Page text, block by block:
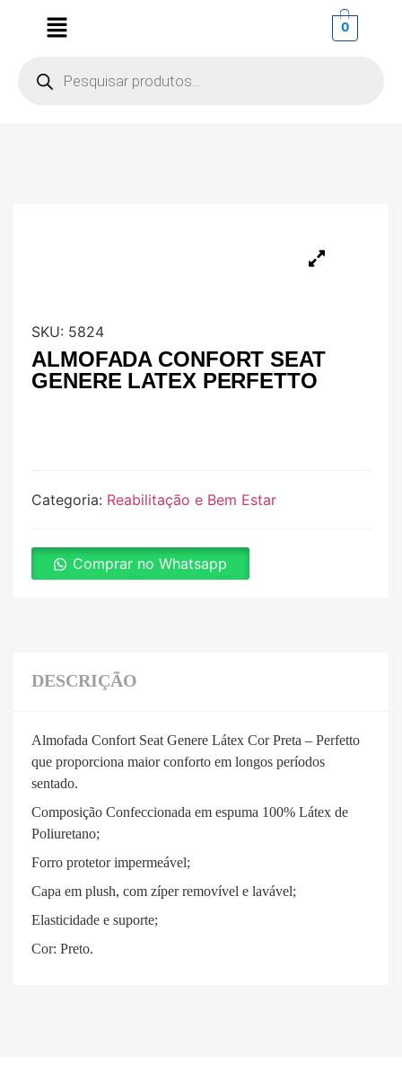
0
SKU: 5824
ALMOFADA CONFORT SEAT
GENERE LATEX PERFETTO
Categoria: Reabilitação e Bem Estar
Comprar no Whatsapp
DESCRIÇÃO
Almofada Confort Seat Genere Látex Cor Preta – Perfetto
que proporciona maior conforto em longos períodos
sentado.
Composição Confeccionada em espuma 100% Látex de
Poliuretano;
Forro protetor impermeável;
Capa em plush, com zíper removível e lavável;
Elasticidade e suporte;
Cor: Preto.